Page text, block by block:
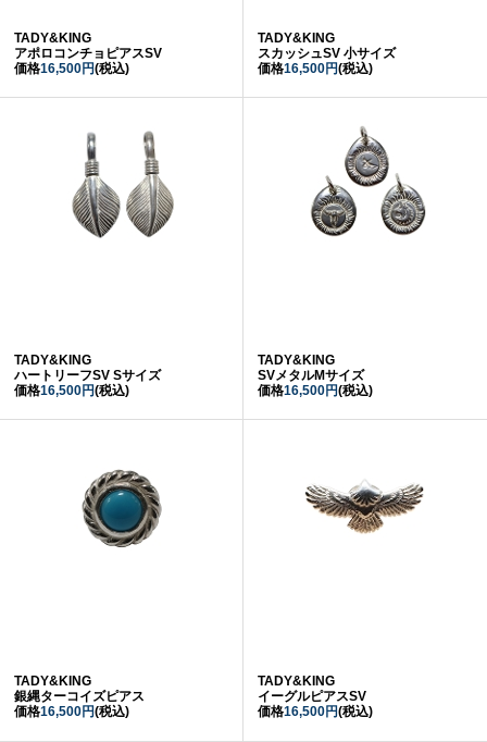
TADY&KING
アポロコンチョピアスSV
価格16,500円(税込)
TADY&KING
スカッシュSV 小サイズ
価格16,500円(税込)
TADY&KING
ハートリーフSV Sサイズ
価格16,500円(税込)
TADY&KING
SVメタルMサイズ
価格16,500円(税込)
TADY&KING
銀縄ターコイズピアス
価格16,500円(税込)
TADY&KING
イーグルピアスSV
価格16,500円(税込)